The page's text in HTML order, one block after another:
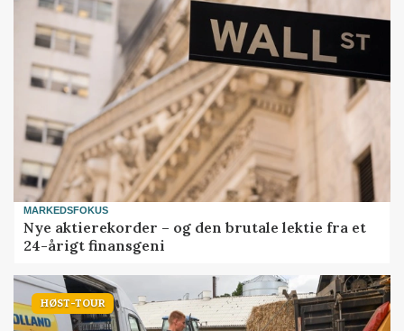
MARKEDSFOKUS
Nye aktierekorder – og den brutale lektie fra et
24-årigt finansgeni
HØST-TOUR